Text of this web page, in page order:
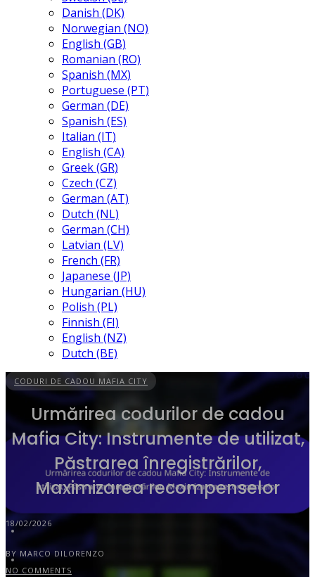
Danish (DK)
Norwegian (NO)
English (GB)
Romanian (RO)
Spanish (MX)
Portuguese (PT)
German (DE)
Spanish (ES)
Italian (IT)
English (CA)
Greek (GR)
Czech (CZ)
German (AT)
Dutch (NL)
German (CH)
Latvian (LV)
French (FR)
Japanese (JP)
Hungarian (HU)
Polish (PL)
Finnish (FI)
English (NZ)
Dutch (BE)
CODURI DE CADOU MAFIA CITY
Urmărirea codurilor de cadou
Mafia City: Instrumente de utilizat,
Păstrarea înregistrărilor,
Maximizarea recompenselor
18/02/2026
BY MARCO DILORENZO
NO COMMENTS